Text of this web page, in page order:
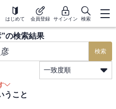
はじめて 会員登録 サインイン 検索
”の検索結果
検索
一致度順
うこと